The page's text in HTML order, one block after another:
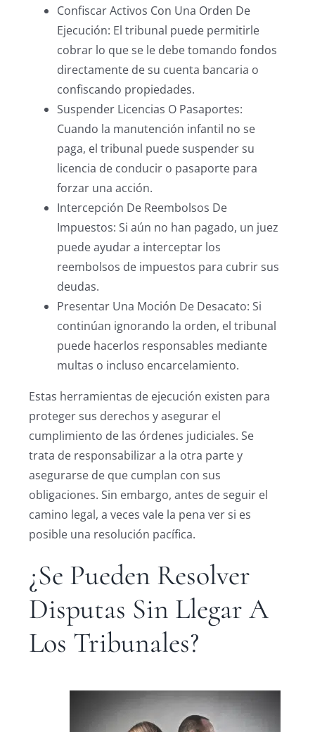
Confiscar Activos Con Una Orden De
Ejecución: El tribunal puede permitirle
cobrar lo que se le debe tomando fondos
directamente de su cuenta bancaria o
confiscando propiedades.
Suspender Licencias O Pasaportes:
Cuando la manutención infantil no se
paga, el tribunal puede suspender su
licencia de conducir o pasaporte para
forzar una acción.
Intercepción De Reembolsos De
Impuestos: Si aún no han pagado, un juez
puede ayudar a interceptar los
reembolsos de impuestos para cubrir sus
deudas.
Presentar Una Moción De Desacato: Si
continúan ignorando la orden, el tribunal
puede hacerlos responsables mediante
multas o incluso encarcelamiento.
Estas herramientas de ejecución existen para
proteger sus derechos y asegurar el
cumplimiento de las órdenes judiciales. Se
trata de responsabilizar a la otra parte y
asegurarse de que cumplan con sus
obligaciones. Sin embargo, antes de seguir el
camino legal, a veces vale la pena ver si es
posible una resolución pacífica.
¿Se Pueden Resolver
Disputas Sin Llegar A
Los Tribunales?